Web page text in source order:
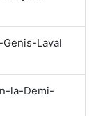
Laval
la-Demi-